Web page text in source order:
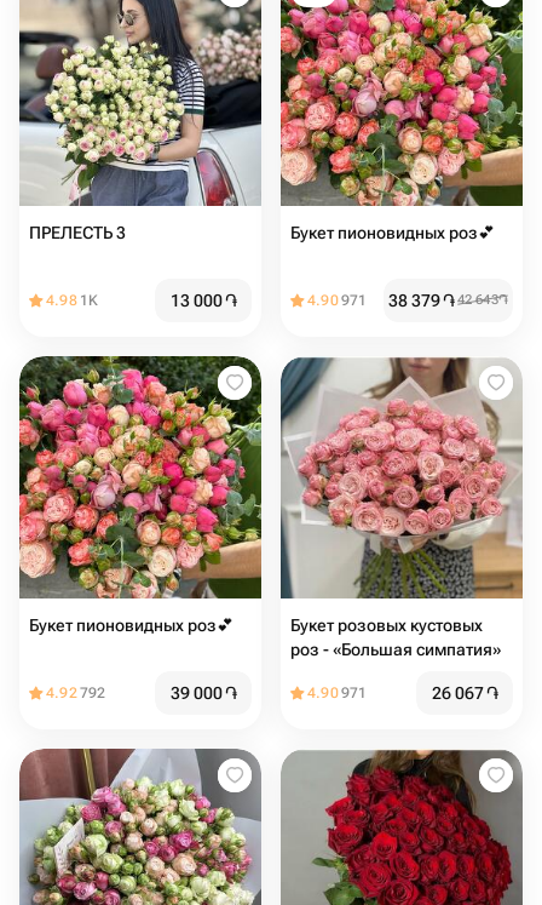
ПРЕЛЕСТЬ 3
4.98 1K 13 000֏
Букет пионовидных роз💕
4.90971 38 379֏42 643֏
Букет пионовидных роз💕
4.92792 39 000֏
Букет розовых кустовых
роз - «Большая симпатия»
4.90971 26 067֏